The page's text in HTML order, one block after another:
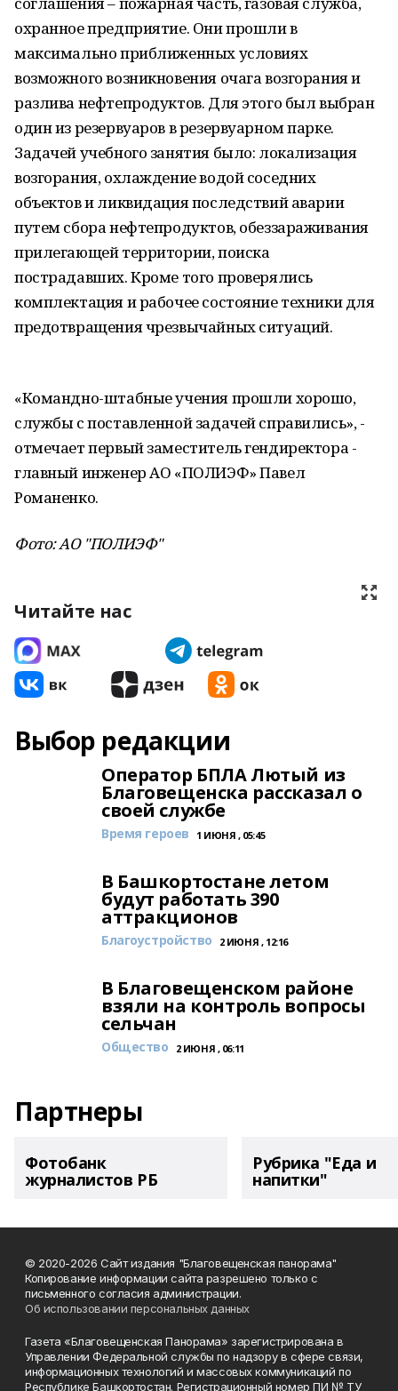
охранное предприятие. Они прошли в
максимально приближенных условиях
возможного возникновения очага возгорания и
разлива нефтепродуктов. Для этого был выбран
один из резервуаров в резервуарном парке.
Задачей учебного занятия было: локализация
возгорания, охлаждение водой соседних
объектов и ликвидация последствий аварии
путем сбора нефтепродуктов, обеззараживания
прилегающей территории, поиска
пострадавших. Кроме того проверялись
комплектация и рабочее состояние техники для
предотвращения чрезвычайных ситуаций.
«Командно-штабные учения прошли хорошо,
службы с поставленной задачей справились», -
отмечает первый заместитель гендиректора -
главный инженер АО «ПОЛИЭФ» Павел
Романенко.
Фото: АО "ПОЛИЭФ"
Читайте нас
Выбор редакции
Оператор БПЛА Лютый из
Благовещенска рассказал о
своей службе
Время героев 1 ИЮНЯ , 05:45
В Башкортостане летом
будут работать 390
аттракционов
Благоустройство 2 ИЮНЯ , 12:16
В Благовещенском районе
взяли на контроль вопросы
сельчан
Общество 2 ИЮНЯ , 06:11
Партнеры
Фотобанк
журналистов РБ
Рубрика "Еда и
напитки"
© 2020-2026 Сайт издания "Благовещенская панорама"
Копирование информации сайта разрешено только с
письменного согласия администрации.
Об использовании персональных данных
Газета «Благовещенская Панорама» зарегистрирована в
Управлении Федеральной службы по надзору в сфере связи,
информационных технологий и массовых коммуникаций по
Республике Башкортостан. Регистрационный номер ПИ № ТУ